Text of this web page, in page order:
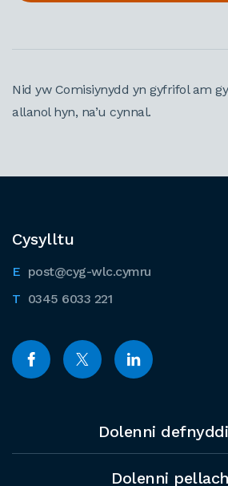
Nid yw Comisiynydd yn gyfrifol am
allanol hyn, na’u cynnal.
Cysylltu
post@cyg-wlc.cymru
0345 6033 221
Dolenni
Dolenni pellach